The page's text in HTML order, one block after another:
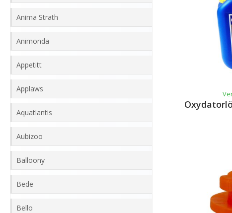
Anima Strath
Animonda
Appetitt
Applaws
Aquatlantis
Aubizoo
Balloony
Bede
Bello